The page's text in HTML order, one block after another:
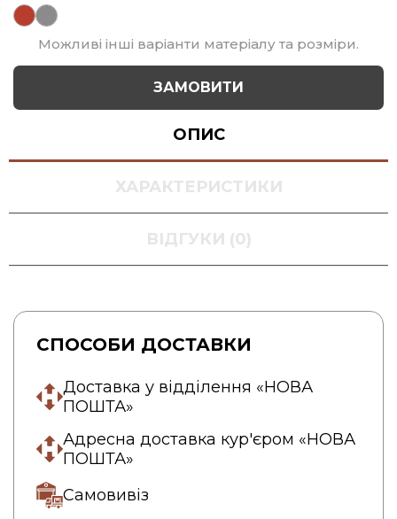
Можливі інші варіанти матеріалу та розміри.
ЗАМОВИТИ
ОПИС
ХАРАКТЕРИСТИКИ
ВІДГУКИ (0)
СПОСОБИ ДОСТАВКИ
Доставка у відділення «НОВА
ПОШТА»
Адресна доставка кур'єром «НОВА
ПОШТА»
Самовивіз